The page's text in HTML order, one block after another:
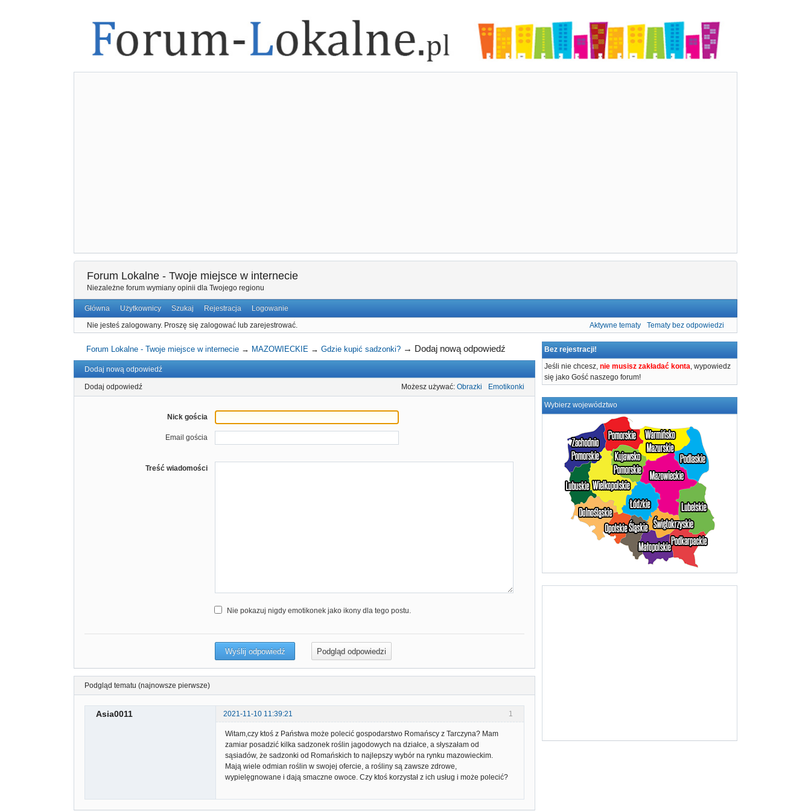
Forum Lokalne - Twoje miejsce w internecie
Niezależne forum wymiany opinii dla Twojego regionu
Główna Użytkownicy Szukaj Rejestracja Logowanie
Nie jesteś zalogowany. Proszę się zalogować lub zarejestrować. Aktywne tematy Tematy bez odpowiedzi
Bez rejestracji!
Jeśli nie chcesz, nie musisz zakładać konta, wypowiedz
się jako Gość naszego forum!
Wybierz województwo
Forum Lokalne - Twoje miejsce w internecie → MAZOWIECKIE →Gdzie kupić sadzonki? → Dodaj nową odpowiedź
Dodaj nową odpowiedź
Dodaj odpowiedź Możesz używać: Obrazki Emotikonki
Nick gościa
Email gościa
Treść wiadomości
Nie pokazuj nigdy emotikonek jako ikony dla tego postu.
Podgląd tematu (najnowsze pierwsze)
1
Asia0011 2021-11-10 11:39:21
Witam,czy ktoś z Państwa może polecić gospodarstwo Romańscy z Tarczyna? Mam
zamiar posadzić kilka sadzonek roślin jagodowych na działce, a słyszałam od
sąsiadów, że sadzonki od Romańskich to najlepszy wybór na rynku mazowieckim.
Mają wiele odmian roślin w swojej ofercie, a rośliny są zawsze zdrowe,
wypielęgnowane i dają smaczne owoce. Czy ktoś korzystał z ich usług i może polecić?